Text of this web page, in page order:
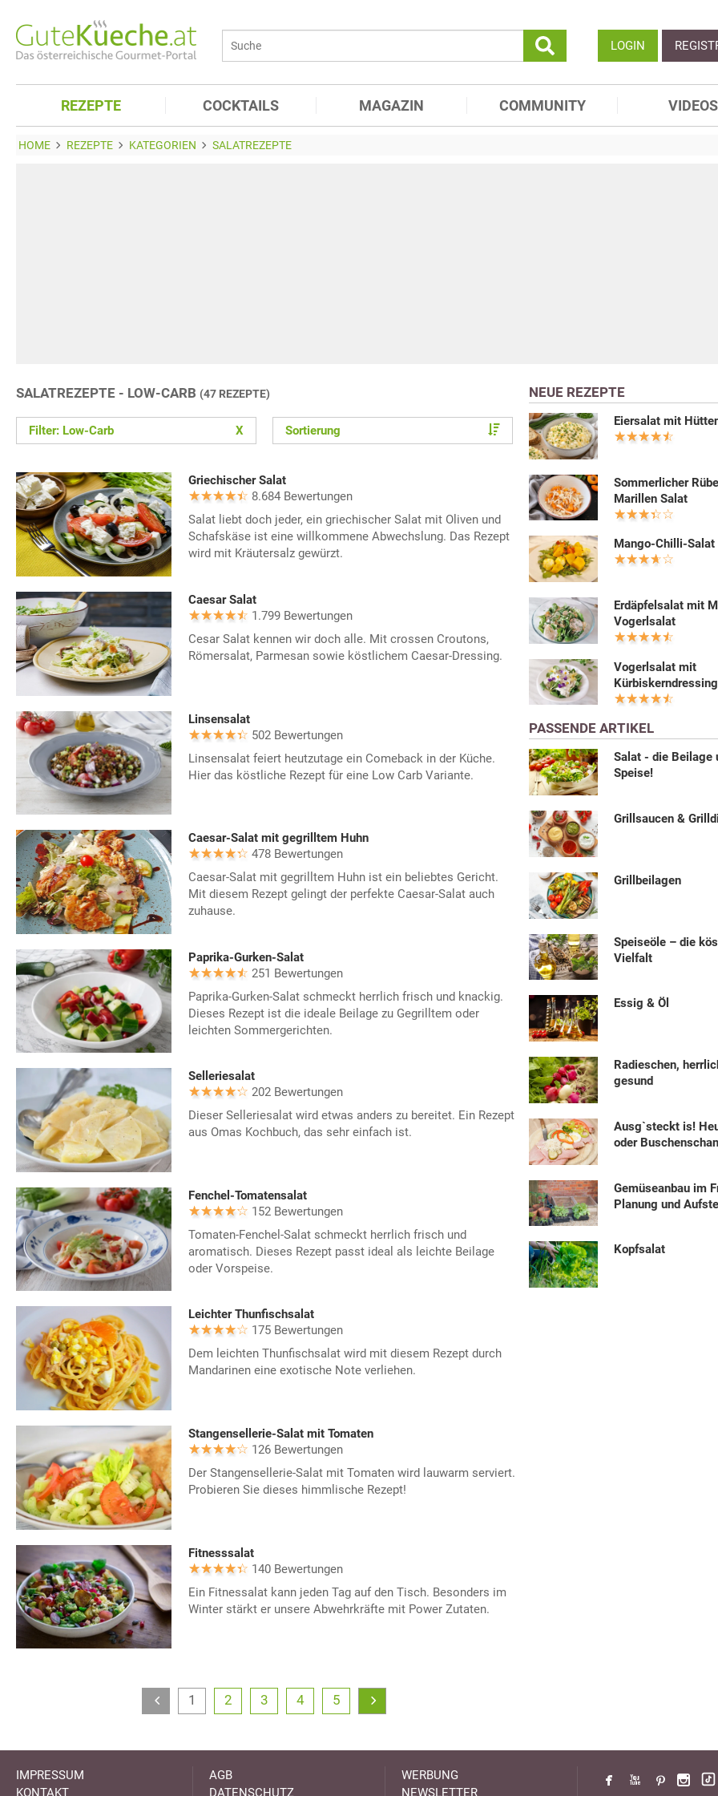
LOGIN
REZEPTE COCKTAILS MAGAZIN COMMUNITY VIDEOS
HOME REZEPTE KATEGORIEN SALATREZEPTE
SALATREZEPTE - LOW-CARB (47 REZEPTE)
Filter: Low-Carb X Sortierung
Griechischer Salat
8.684 Bewertungen
Salat liebt doch jeder, ein griechischer Salat mit Oliven und
Schafskäse ist eine willkommene Abwechslung. Das Rezept
wird mit Kräutersalz gewürzt.
Caesar Salat
1.799 Bewertungen
Cesar Salat kennen wir doch alle. Mit crossen Croutons,
Römersalat, Parmesan sowie köstlichem Caesar-Dressing.
Linsensalat
502 Bewertungen
Linsensalat feiert heutzutage ein Comeback in der Küche.
Hier das köstliche Rezept für eine Low Carb Variante.
Caesar-Salat mit gegrilltem Huhn
478 Bewertungen
Caesar-Salat mit gegrilltem Huhn ist ein beliebtes Gericht.
Mit diesem Rezept gelingt der perfekte Caesar-Salat auch
zuhause.
Paprika-Gurken-Salat
251 Bewertungen
Paprika-Gurken-Salat schmeckt herrlich frisch und knackig.
Dieses Rezept ist die ideale Beilage zu Gegrilltem oder
leichten Sommergerichten.
Selleriesalat
202 Bewertungen
Dieser Selleriesalat wird etwas anders zu bereitet. Ein Rezept
aus Omas Kochbuch, das sehr einfach ist.
Fenchel-Tomatensalat
152 Bewertungen
Tomaten-Fenchel-Salat schmeckt herrlich frisch und
aromatisch. Dieses Rezept passt ideal als leichte Beilage
oder Vorspeise.
Leichter Thunfischsalat
175 Bewertungen
Dem leichten Thunfischsalat wird mit diesem Rezept durch
Mandarinen eine exotische Note verliehen.
Stangensellerie-Salat mit Tomaten
126 Bewertungen
Der Stangensellerie-Salat mit Tomaten wird lauwarm serviert.
Probieren Sie dieses himmlische Rezept!
Fitnesssalat
140 Bewertungen
Ein Fitnessalat kann jeden Tag auf den Tisch. Besonders im
Winter stärkt er unsere Abwehrkräfte mit Power Zutaten.
1 2 3 4 5
NEUE REZEPTE
Eiersalat mit
Sommerlicher
Marillen Salat
Mango-Chilli-Salat
Erdäpfelsalat mit
Vogerlsalat
Vogerlsalat mit
Kürbiskerndressing
PASSENDE ARTIKEL
Salat - die Beilage
Speise!
Grillsaucen &
Grillbeilagen
Speiseöle – die
Vielfalt
Essig & Öl
Radieschen,
gesund
Ausg`steckt is!
oder
Gemüseanbau im
Planung und
Kopfsalat
IMPRESSUM
KONTAKT
AGB
DATENSCHUTZ
WERBUNG
NEWSLETTER